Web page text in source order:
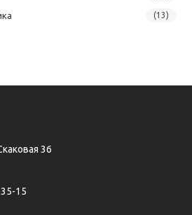
(13)
36
15